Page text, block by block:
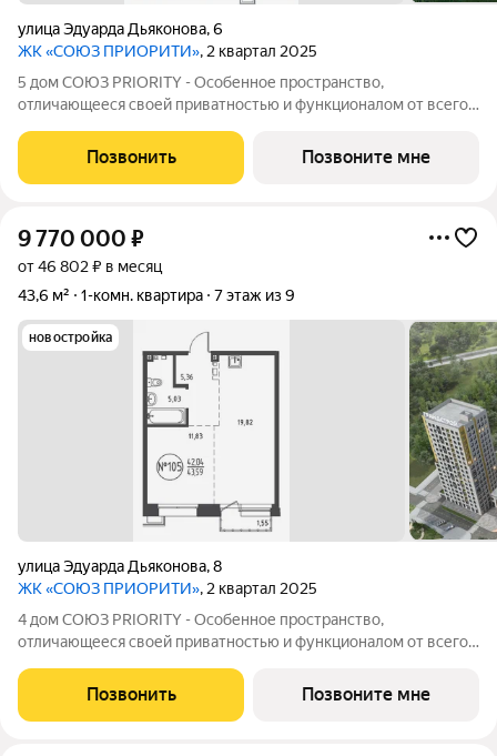
улица Эдуарда Дьяконова,6
ЖК «СОЮЗ ПРИОРИТИ», 2 квартал 2025
5 дом СОЮЗ PRIORITY - Особенное пространство,
отличающееся своей приватностью и функционалом от всего
предпочитает более камерный формат жилья чувствовал себя
дома. Дом, обладающий потрясающими
Позвонить Позвоните мне
9 770 000 ₽
от 46 802 ₽ в месяц
43,6 м²
1-комн. квартира 7 этаж из 9
новостройка
улица Эдуарда Дьяконова,8
ЖК «СОЮЗ ПРИОРИТИ», 2 квартал 2025
4 дом СОЮЗ PRIORITY - Особенное пространство,
отличающееся своей приватностью и функционалом от всего
предпочитает более камерный формат жилья чувствовал себя
дома. Дом высотой 9 этажей с
Позвонить Позвоните мне